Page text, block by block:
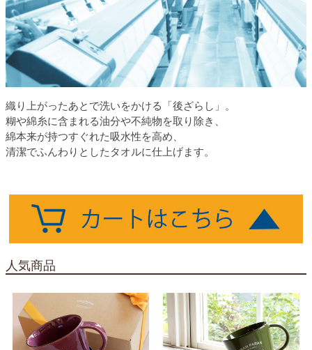
織り上がったあとで洗いをかける「後ざらし」。
糊や綿糸に含まれる油分や不純物を取り除き、
綿本来が持つすぐれた吸水性を高め、
清潔でふんわりとしたタオルに仕上げます。
人気商品